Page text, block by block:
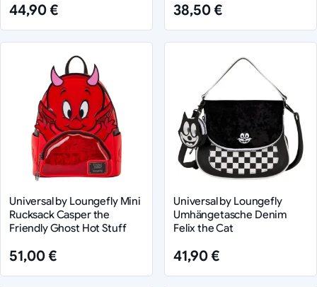
44,90 € 38,50 €
Universal by Loungefly Mini
Rucksack Casper the
Friendly Ghost Hot Stuff
51,00 €
Universal by Loungefly
Umhängetasche Denim
Felix the Cat
41,90 €